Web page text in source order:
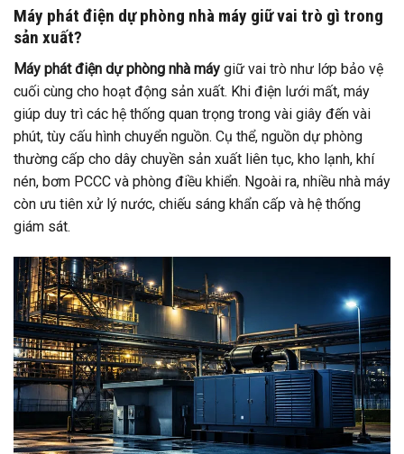
Máy phát điện dự phòng nhà máy giữ vai trò gì trong
sản xuất?
Máy phát điện dự phòng nhà máy giữ vai trò như lớp bảo vệ
cuối cùng cho hoạt động sản xuất. Khi điện lưới mất, máy
giúp duy trì các hệ thống quan trọng trong vài giây đến vài
phút, tùy cấu hình chuyển nguồn. Cụ thể, nguồn dự phòng
thường cấp cho dây chuyền sản xuất liên tục, kho lạnh, khí
nén, bơm PCCC và phòng điều khiển. Ngoài ra, nhiều nhà máy
còn ưu tiên xử lý nước, chiếu sáng khẩn cấp và hệ thống
giám sát.